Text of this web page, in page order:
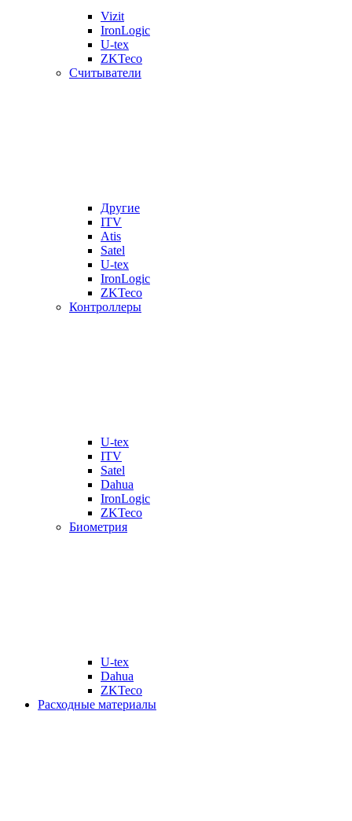
Vizit
IronLogic
U-tex
ZKTeco
Считыватели
Другие
ITV
Atis
Satel
U-tex
IronLogic
ZKTeco
Контроллеры
U-tex
ITV
Satel
Dahua
IronLogic
ZKTeco
Биометрия
U-tex
Dahua
ZKTeco
Расходные материалы